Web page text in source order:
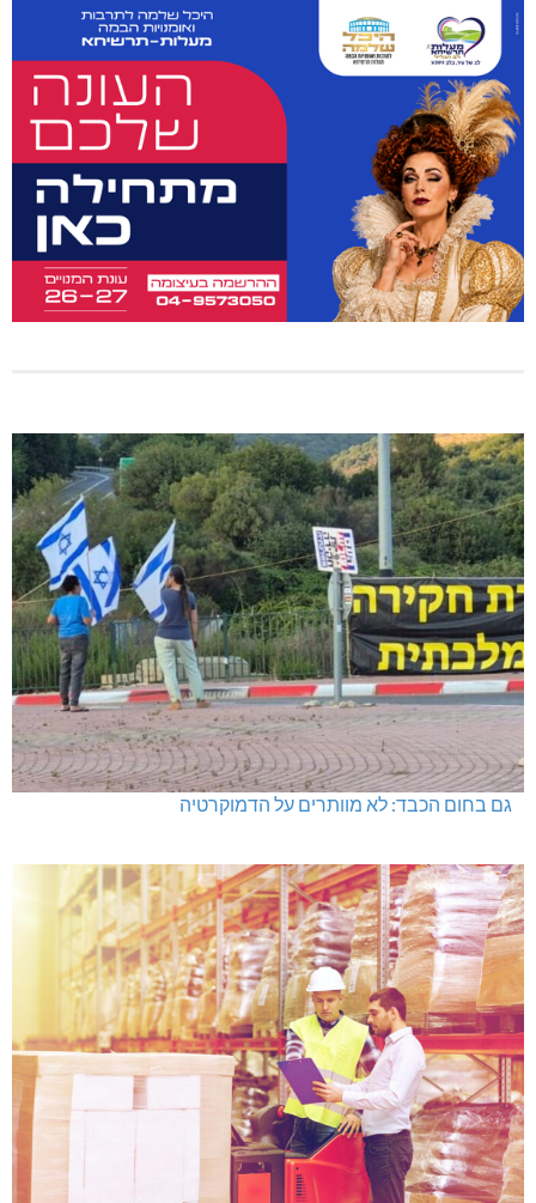
גם בחום הכבד: לא מוותרים על הדמוקרטיה